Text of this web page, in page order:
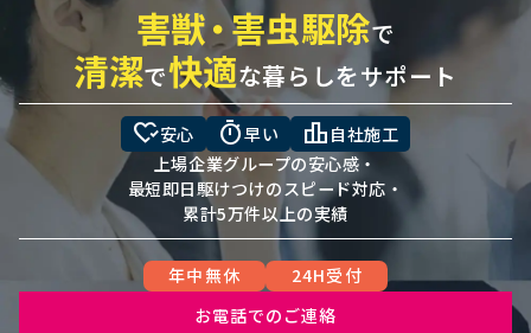
害獣・害虫駆除で
清潔で快適な暮らしをサポート
heart_check安心 timer早い leaderboard 自社施工
上場企業グループの安心感・
最短即日駆けつけのスピード対応・
累計5万件以上の実績
年中無休
24H受付
お電話でのご連絡